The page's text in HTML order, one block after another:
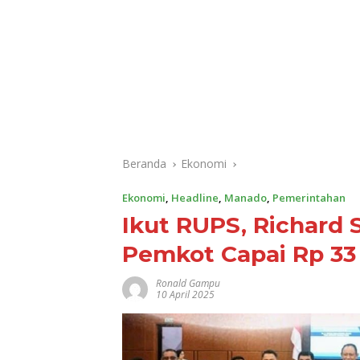
Beranda Ekonomi
Ekonomi, Headline, Manado, Pemerintahan
Ikut RUPS, Richard
Pemkot Capai Rp
Ronald Gampu
10 April 2025